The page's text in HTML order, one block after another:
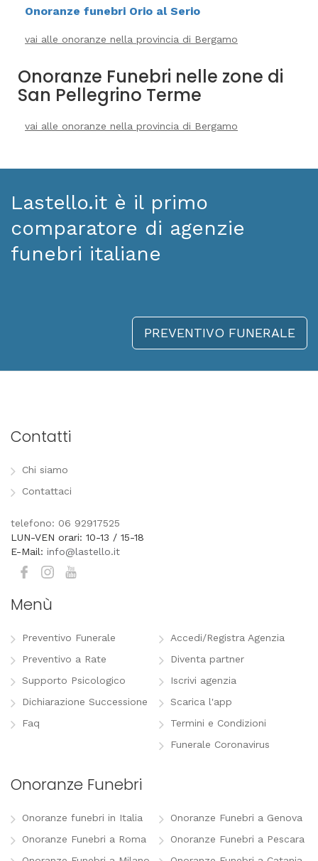
Onoranze funebri Orio al Serio
vai alle onoranze nella provincia di Bergamo
Onoranze Funebri nelle zone di
San Pellegrino Terme
vai alle onoranze nella provincia di Bergamo
Lastello.it è il primo
comparatore di agenzie
funebri italiane
PREVENTIVO FUNERALE
Contatti
Chi siamo
Contattaci
telefono: 06 92917525
LUN-VEN orari: 10-13 / 15-18
E-Mail: info@lastello.it
Menù
Preventivo Funerale
Preventivo a Rate
Supporto Psicologico
Dichiarazione Successione
Faq
Accedi/Registra Agenzia
Diventa partner
Iscrivi agenzia
Scarica l'app
Termini e Condizioni
Funerale Coronavirus
Onoranze Funebri
Onoranze funebri in Italia
Onoranze Funebri a Roma
Onoranze Funebri a Genova
Onoranze Funebri a Pescara